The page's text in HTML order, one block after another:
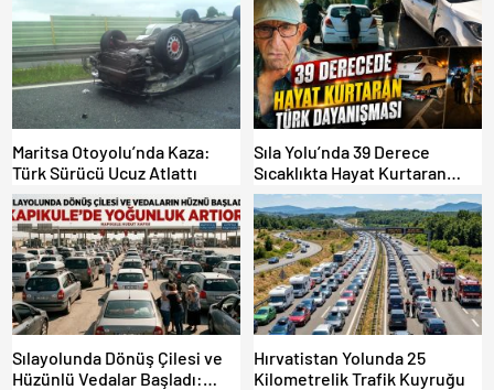
Maritsa Otoyolu’nda Kaza:
Türk Sürücü Ucuz Atlattı
Sıla Yolu’nda 39 Derece
Sıcaklıkta Hayat Kurtaran
Türk Dayanışması!
Sılayolunda Dönüş Çilesi ve
Hüzünlü Vedalar Başladı:
Hırvatistan Yolunda 25
Kilometrelik Trafik Kuyruğu